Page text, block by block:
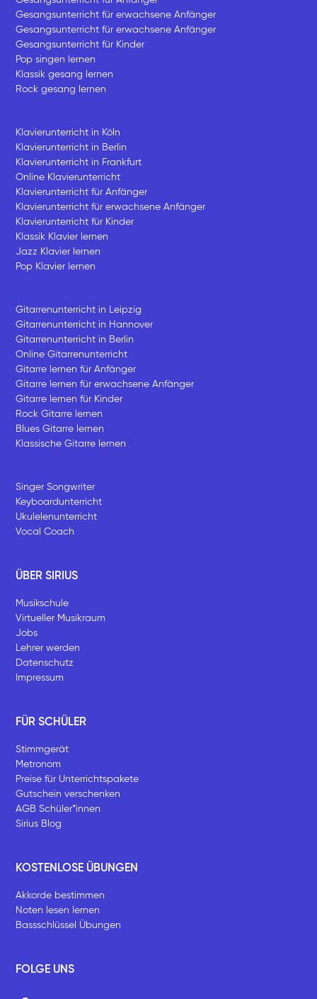
Gesangsunterricht für erwachsene Anfänger
Gesangsunterricht für erwachsene Anfänger
Gesangsunterricht für Kinder
Pop singen lernen
Klassik gesang lernen
Rock gesang lernen
Klavierunterricht in Köln
Klavierunterricht in Berlin
Klavierunterricht in Frankfurt
Online Klavierunterricht
Klavierunterricht für Anfänger
Klavierunterricht für erwachsene Anfänger
Klavierunterricht für Kinder
Klassik Klavier lernen
Jazz Klavier lernen
Pop Klavier lernen
Gitarrenunterricht in Leipzig
Gitarrenunterricht in Hannover
Gitarrenunterricht in Berlin
Online Gitarrenunterricht
Gitarre lernen für Anfänger
Gitarre lernen für erwachsene Anfänger
Gitarre lernen für Kinder
Rock Gitarre lernen
Blues Gitarre lernen
Klassische Gitarre lernen
Singer Songwriter
Keyboardunterricht
Ukulelenunterricht
Vocal Coach
ÜBER SIRIUS
Musikschule
Virtueller Musikraum
Jobs
Lehrer werden
Datenschutz
Impressum
FÜR SCHÜLER
Stimmgerät
Metronom
Preise für Unterrichtspakete
Gutschein verschenken
AGB Schüler*innen
Sirius Blog
KOSTENLOSE ÜBUNGEN
Akkorde bestimmen
Noten lesen lernen
Bassschlüssel Übungen
FOLGE UNS